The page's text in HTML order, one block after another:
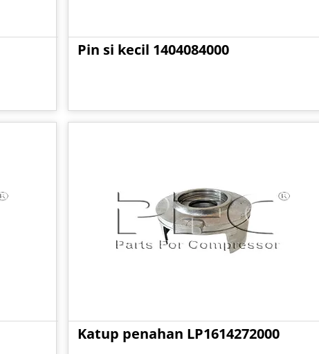
Pin si kecil 1404084000
Katup penahan LP1614272000